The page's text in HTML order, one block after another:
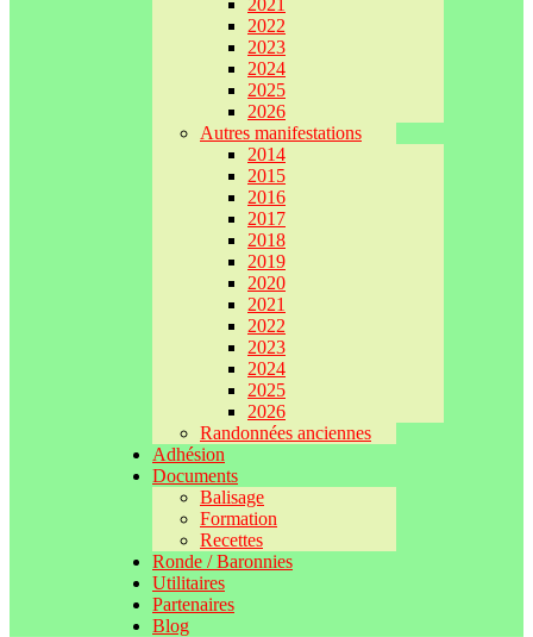
2021
2022
2023
2024
2025
2026
Autres manifestations
2014
2015
2016
2017
2018
2019
2020
2021
2022
2023
2024
2025
2026
Randonnées anciennes
Adhésion
Documents
Balisage
Formation
Recettes
Ronde / Baronnies
Utilitaires
Partenaires
Blog